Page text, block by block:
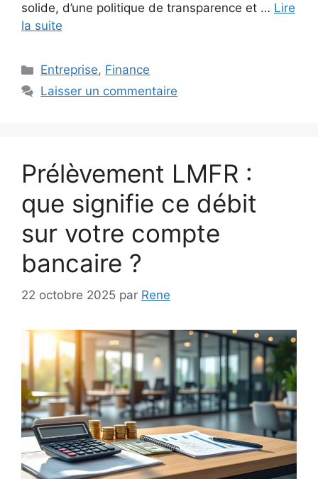
solide, d’une politique de transparence et … Lire
la suite
Catégories
Entreprise, Finance
Laisser un commentaire
Prélèvement LMFR :
que signifie ce débit
sur votre compte
bancaire ?
22 octobre 2025 par Rene